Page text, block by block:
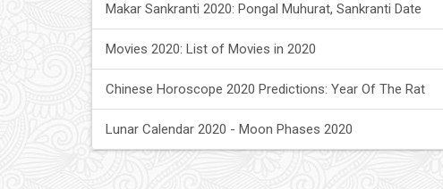
Makar Sankranti 2020: Pongal Muhurat, Sankranti Date
Movies 2020: List of Movies in 2020
Chinese Horoscope 2020 Predictions: Year Of The Rat
Lunar Calendar 2020 - Moon Phases 2020